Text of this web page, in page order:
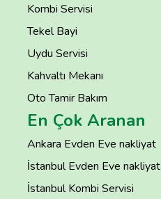
Kombi Servisi
Tekel Bayi
Uydu Servisi
Kahvaltı Mekanı
Oto Tamir Bakım
En Çok Aranan
Ankara Evden Eve nakliyat
İstanbul Evden Eve nakliyat
İstanbul Kombi Servisi